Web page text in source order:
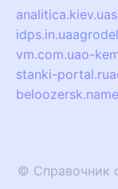
analitica.kiev.ua
idps.in.ua
vm.com.uao-
stanki-portal.ru
beloozersk.name
© Справочник